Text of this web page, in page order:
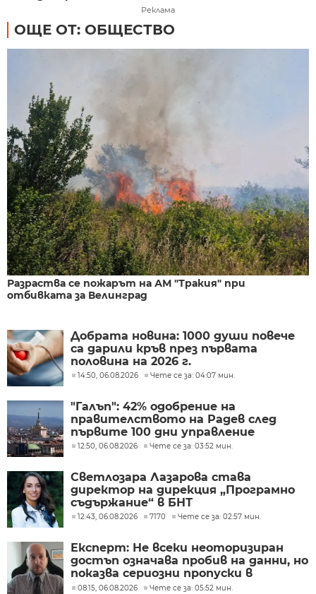
Реклама
ОЩЕ ОТ: ОБЩЕСТВО
Разраства се пожарът на АМ "Тракия" при
отбивката за Велинград
Добрата новина: 1000 души повече
са дарили кръв през първата
половина на 2026 г.
14:50, 06.08.2026 Чете се за: 04:07 мин.
"Галъп": 42% одобрение на
правителството на Радев след
първите 100 дни управление
12:50, 06.08.2026 Чете се за: 03:52 мин.
Светлозара Лазарова става
директор на дирекция „Програмно
съдържание“ в БНТ
12:43, 06.08.2026 7170 Чете се за: 02:57 мин.
Експерт: Не всеки неоторизиран
достъп означава пробив на данни, но
показва сериозни пропуски в
киберсигурността
08:15, 06.08.2026 Чете се за: 05:52 мин.